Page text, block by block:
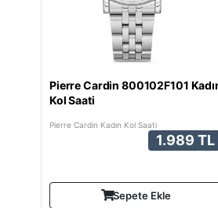
Pierre Cardin 800102F101
Kol Saati
Pierre Cardin Kadın Kol Saati
1.989 TL
Sepete Ekle